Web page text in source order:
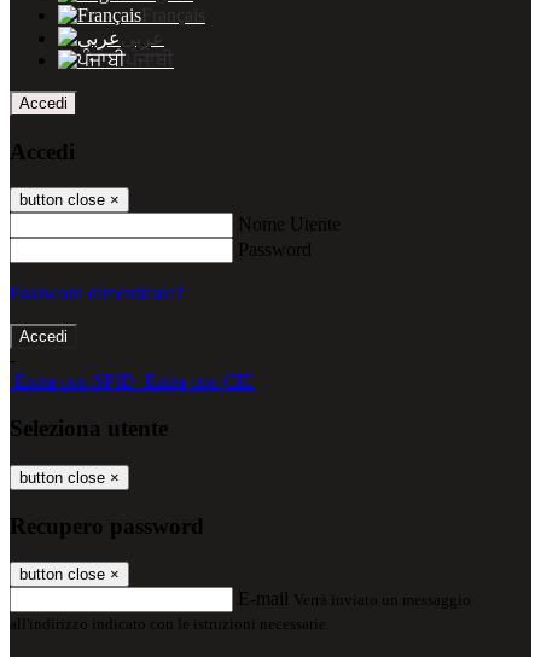
Français
عربى
ਪੰਜਾਬੀ
Accedi
Accedi
button close ×
Nome Utente
Password
Password dimenticata?
-
Entra con SPID Entra con CIE
Seleziona utente
button close ×
Recupero password
button close ×
E-mail Verrà inviato un messaggio
all'indirizzo indicato con le istruzioni necessarie.